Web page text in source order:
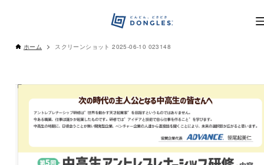
ホーム スクリーンショット 2025-06-10 023148